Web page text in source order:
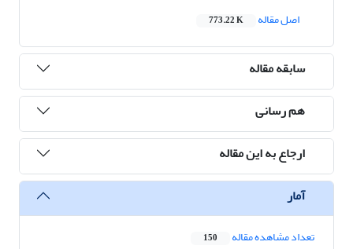
اصل مقاله
773.22 K
سابقه مقاله
هم رسانی
ارجاع به این مقاله
آمار
تعداد مشاهده مقاله 150